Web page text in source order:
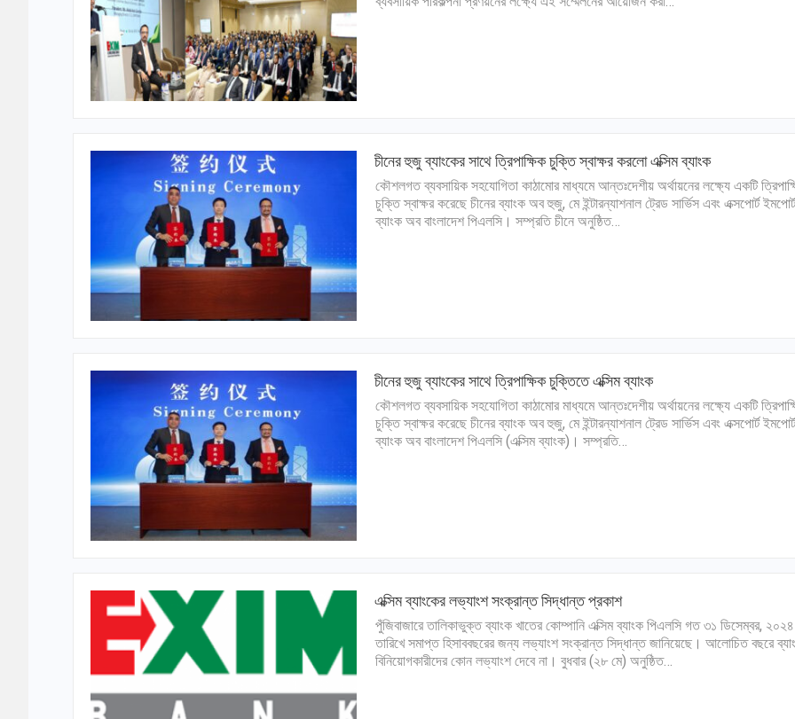
চীনের হুজু ব্যাংকের সাথে ত্রিপাক্ষিক চুক্তি স্বাক্ষর করলো এক্সিম ব্যাংক
কৌশলগত ব্যবসায়িক সহযোগিতা কাঠামোর মাধ্যমে আন্তঃদেশীয় অর্থায়নের লক্ষ্যে একটি
চুক্তি স্বাক্ষর করেছে চীনের ব্যাংক অব হুজু, মে ইন্টারন্যাশনাল ট্রেড সার্ভিস এবং এক্সপোর্ট ইমপোর্ট
ব্যাংক অব বাংলাদেশ পিএলসি। সম্প্রতি চীনে অনুষ্ঠিত…
চীনের হুজু ব্যাংকের সাথে ত্রিপাক্ষিক চুক্তিতে এক্সিম ব্যাংক
কৌশলগত ব্যবসায়িক সহযোগিতা কাঠামোর মাধ্যমে আন্তঃদেশীয় অর্থায়নের লক্ষ্যে একটি
চুক্তি স্বাক্ষর করেছে চীনের ব্যাংক অব হুজু, মে ইন্টারন্যাশনাল ট্রেড সার্ভিস এবং এক্সপোর্ট ইমপোর্ট
ব্যাংক অব বাংলাদেশ পিএলসি (এক্সিম ব্যাংক)। সম্প্রতি…
এক্সিম ব্যাংকের লভ্যাংশ সংক্রান্ত সিদ্ধান্ত প্রকাশ
পুঁজিবাজারে তালিকাভুক্ত ব্যাংক খাতের কোম্পানি ‌এক্সিম ব্যাংক পিএলসি গত ৩১ ডিসেম্বর, ২০২৪
তারিখে সমাপ্ত হিসাববছরের জন্য লভ্যাংশ সংক্রান্ত সিদ্ধান্ত জানিয়েছে। আলোচিত বছরে
বিনিয়োগকারীদের কোন লভ্যাংশ দেবে না। বুধবার (২৮ মে) অনুষ্ঠিত…